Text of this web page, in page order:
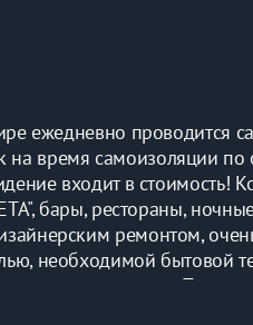
ежедневно проводится
время самоизоляции по
входит в стоимость!
бары, рестораны,
ремонтом,
необходимой бытовой
по запросу. При